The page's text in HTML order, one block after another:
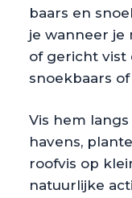
baars en
je wanneer je
of gericht vist
snoekbaars
Vis hem
havens,
roofvis op
natuurlijke